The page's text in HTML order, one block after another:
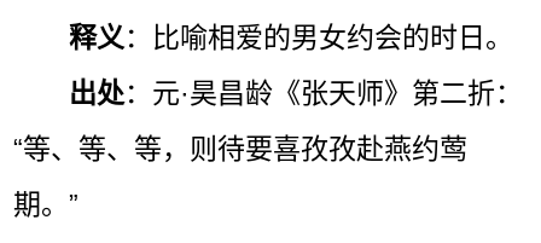
释义 ：比喻相爱的男女约会的时日。
出处：元·昊昌龄《张天师》第二折：
“等、等、等，则待要喜孜孜赴燕约莺
期。”